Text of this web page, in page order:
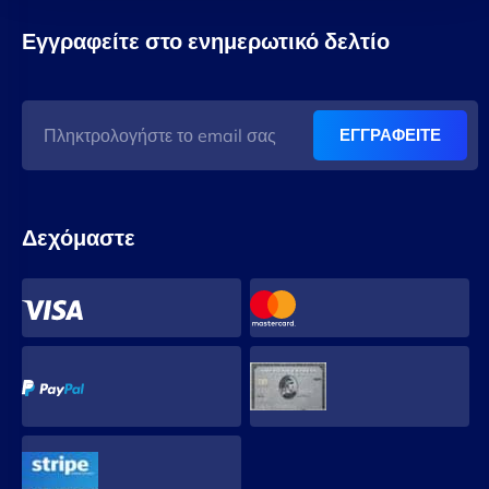
Εγγραφείτε στο ενημερωτικό δελτίο
ΕΓΓΡΑΦΕΙΤΕ
Δεχόμαστε